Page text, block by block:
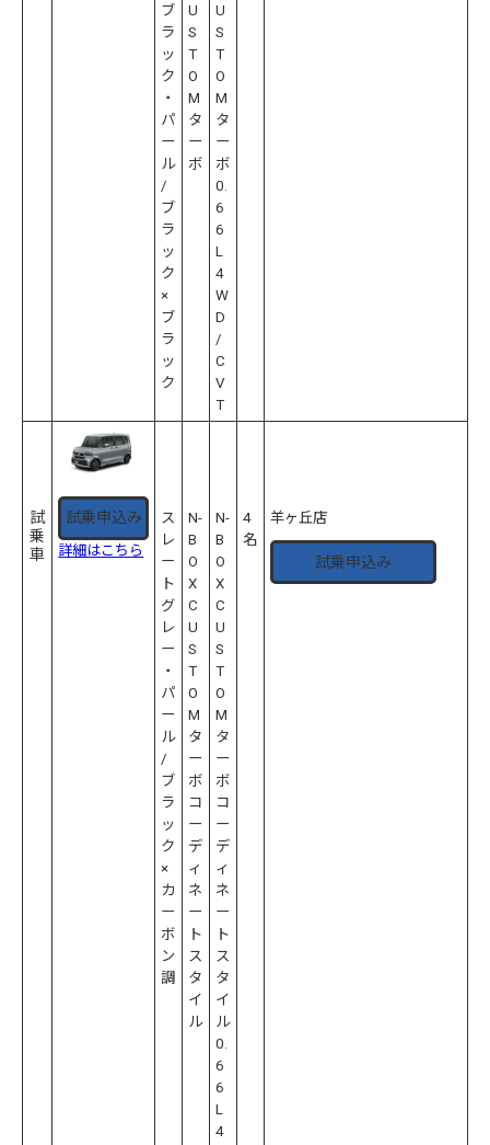
ブ
ラ
ッ
ク
・
パ
ー
ル
/
ブ
ラ
ッ
ク
×
ブ
ラ
ッ
ク
U
S
T
O
M
タ
ー
ボ
U
S
T
O
M
タ
ー
ボ
0.
6
6
L
4
W
D
/
C
V
T
試
乗
車
試乗申込み
詳細はこちら
ス
レ
ー
ト
グ
レ
ー
・
パ
ー
ル
/
ブ
ラ
ッ
ク
×
カ
ー
ボ
ン
調
N-
B
O
X
C
U
S
T
O
M
タ
ー
ボ
コ
ー
デ
ィ
ネ
ー
ト
ス
タ
イ
ル
N-
B
O
X
C
U
S
T
O
M
タ
ー
ボ
コ
ー
デ
ィ
ネ
ー
ト
ス
タ
イ
ル
0.
6
6
L
4
4
名
羊ヶ丘店
試乗申込み